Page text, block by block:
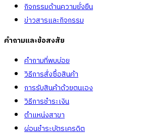
กิจกรรมด้านความยั่งยืน
ข่าวสารและกิจกรรม
คำถามและข้อสงสัย
คำถามที่พบบ่อย
วิธีการสั่งซื้อสินค้า
การรับสินค้าด้วยตนเอง
วิธีการชำระเงิน
ตำแหน่งสาขา
ผ่อนชำระบัตรเครดิต